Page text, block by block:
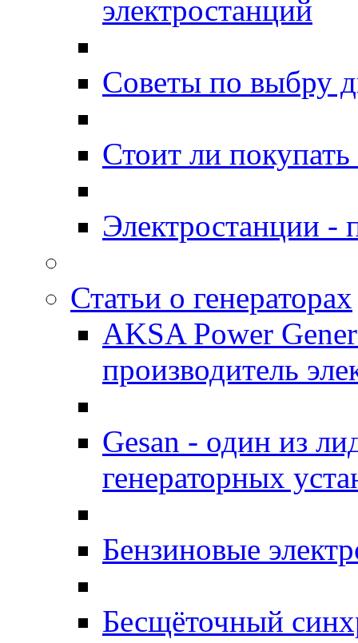
электростанций
Советы по выбру
Стоит ли
Электростанции
Статьи о генераторах
AKSA Power
производитель
Gesan - один из
генераторных
Бензиновые
Бесщёточный